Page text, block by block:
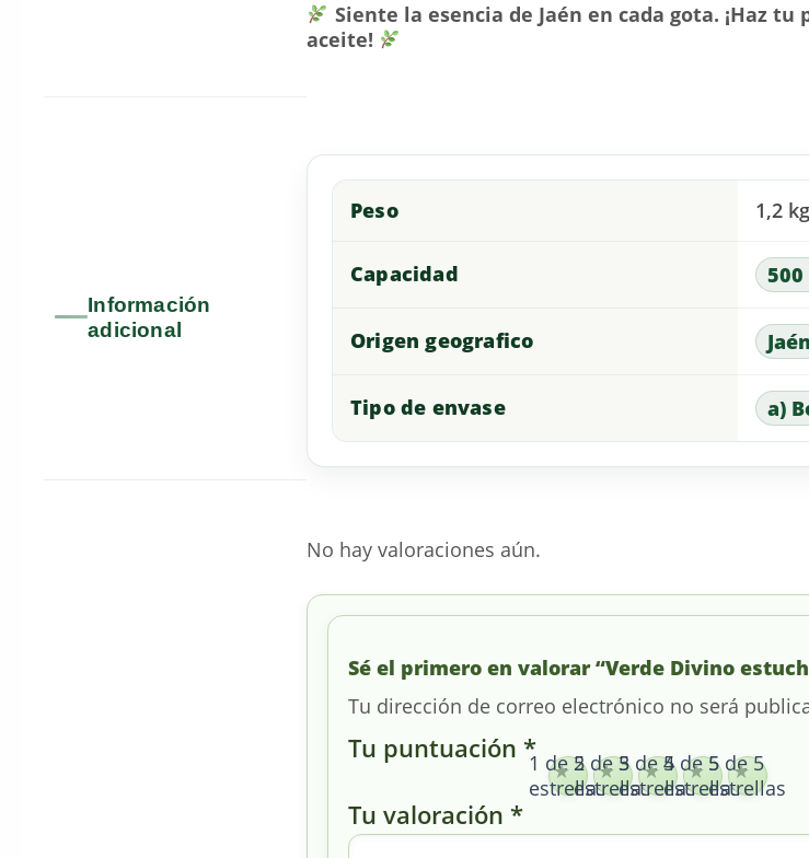
Siente la esencia de Jaén en cada gota. ¡Haz
aceite!
Información
adicional
Peso 1,2 kg
Capacidad 500
Origen geografico Jaén
Tipo de envase a)
No hay valoraciones aún.
Sé el primero en valorar “Verde Divino
Tu dirección de correo electrónico no será
Tu puntuación *1 de 5
estrellas
2 de 5
estrellas
3 de 5
estrellas
4 de 5
estrellas
5 de 5
estrellas
Tu valoración *